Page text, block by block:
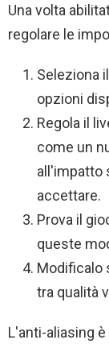
Una volta
regolare le
Seleziona
opzioni
Regola il
come un
all'impatto
accettare.
Prova il
queste
Modificalo
tra qualità
L'anti-aliasing